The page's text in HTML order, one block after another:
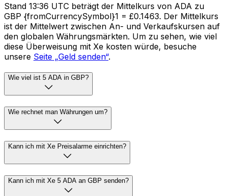
Stand 13:36 UTC beträgt der Mittelkurs von ADA zu
GBP {fromCurrencySymbol}1 = £0.1463. Der Mittelkurs
ist der Mittelwert zwischen An- und Verkaufskursen auf
den globalen Währungsmärkten. Um zu sehen, wie viel
diese Überweisung mit Xe kosten würde, besuche
unsere Seite „Geld senden“.
Wie viel ist 5 ADA in GBP?
Wie rechnet man Währungen um?
Kann ich mit Xe Preisalarme einrichten?
Kann ich mit Xe 5 ADA an GBP senden?